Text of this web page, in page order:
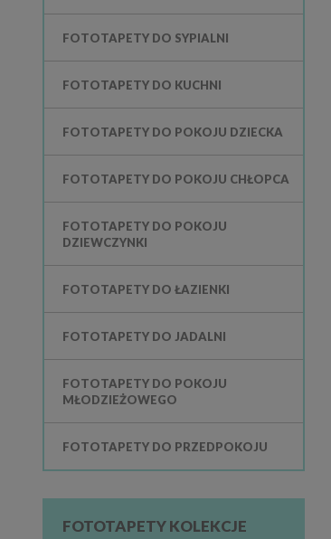
FOTOTAPETY DO SYPIALNI
FOTOTAPETY DO KUCHNI
FOTOTAPETY DO POKOJU DZIECKA
FOTOTAPETY DO POKOJU CHŁOPCA
FOTOTAPETY DO POKOJU
DZIEWCZYNKI
FOTOTAPETY DO ŁAZIENKI
FOTOTAPETY DO JADALNI
FOTOTAPETY DO POKOJU
MŁODZIEŻOWEGO
FOTOTAPETY DO PRZEDPOKOJU
FOTOTAPETY KOLEKCJE